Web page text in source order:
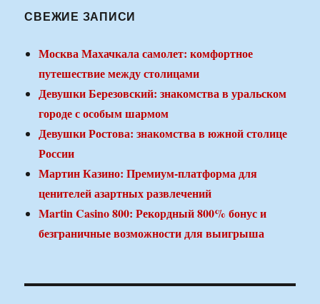
СВЕЖИЕ ЗАПИСИ
Москва Махачкала самолет: комфортное
путешествие между столицами
Девушки Березовский: знакомства в уральском
городе с особым шармом
Девушки Ростова: знакомства в южной столице
России
Мартин Казино: Премиум-платформа для
ценителей азартных развлечений
Martin Casino 800: Рекордный 800% бонус и
безграничные возможности для выигрыша